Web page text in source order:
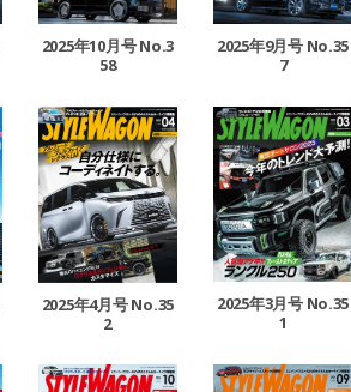
2025年10月号 No.3
58
2025年9月号 No.35
7
2025年4月号 No.35
2
2025年3月号 No.35
1